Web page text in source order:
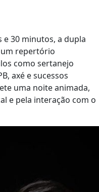
e 30 minutos, a dupla
um repertório
como sertanejo
axé e sucessos
uma noite animada,
e pela interação com o